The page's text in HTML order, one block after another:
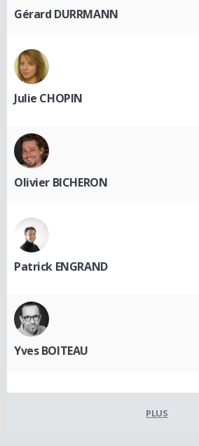
Gérard DURRMANN
Julie CHOPIN
Olivier BICHERON
Patrick ENGRAND
Yves BOITEAU
PLUS